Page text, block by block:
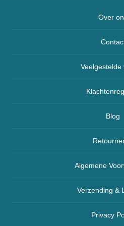
Over
Veelgestelde
Blog
Algemene
Verzending &
Privacy